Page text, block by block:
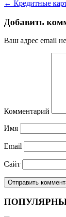
← Кредитные
Добавить
Ваш адрес email
Комментарий
Имя
Email
Сайт